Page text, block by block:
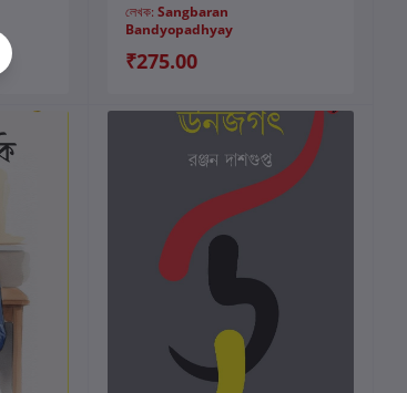
লেখক:Sangbaran
Bandyopadhyay
₹275.00